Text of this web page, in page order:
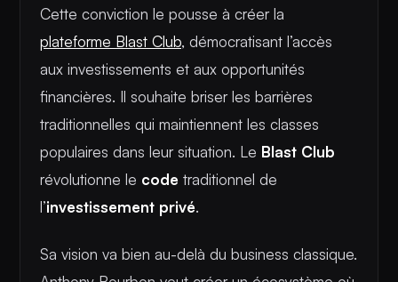
Cette conviction le pousse à créer la
plateforme Blast Club, démocratisant l’accès
aux investissements et aux opportunités
financières. Il souhaite briser les barrières
traditionnelles qui maintiennent les classes
populaires dans leur situation. Le Blast Club
révolutionne le code traditionnel de
l’investissement privé.
Sa vision va bien au-delà du business classique.